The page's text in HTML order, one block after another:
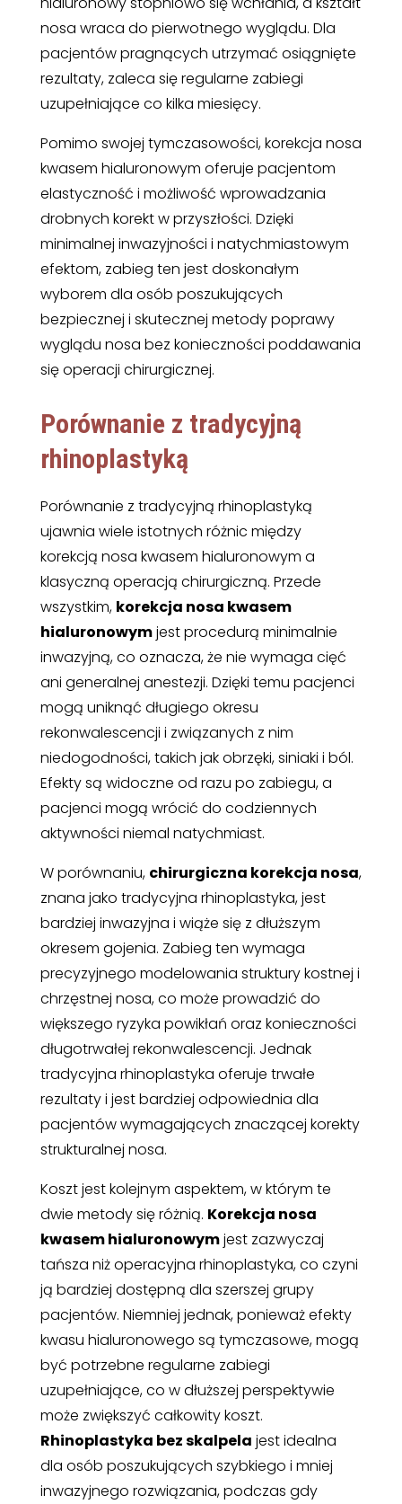
nosa wraca do pierwotnego wyglądu. Dla
pacjentów pragnących utrzymać osiągnięte
rezultaty, zaleca się regularne zabiegi
uzupełniające co kilka miesięcy.
Pomimo swojej tymczasowości, korekcja nosa
kwasem hialuronowym oferuje pacjentom
elastyczność i możliwość wprowadzania
drobnych korekt w przyszłości. Dzięki
minimalnej inwazyjności i natychmiastowym
efektom, zabieg ten jest doskonałym
wyborem dla osób poszukujących
bezpiecznej i skutecznej metody poprawy
wyglądu nosa bez konieczności poddawania
się operacji chirurgicznej.
Porównanie z tradycyjną
rhinoplastyką
Porównanie z tradycyjną rhinoplastyką
ujawnia wiele istotnych różnic między
korekcją nosa kwasem hialuronowym a
klasyczną operacją chirurgiczną. Przede
wszystkim, korekcja nosa kwasem
hialuronowymjest procedurą minimalnie
inwazyjną, co oznacza, że nie wymaga cięć
ani generalnej anestezji. Dzięki temu pacjenci
mogą uniknąć długiego okresu
rekonwalescencji i związanych z nim
niedogodności, takich jak obrzęki, siniaki i ból.
Efekty są widoczne od razu po zabiegu, a
pacjenci mogą wrócić do codziennych
aktywności niemal natychmiast.
W porównaniu, chirurgiczna korekcja nosa,
znana jako tradycyjna rhinoplastyka, jest
bardziej inwazyjna i wiąże się z dłuższym
okresem gojenia. Zabieg ten wymaga
precyzyjnego modelowania struktury kostnej i
chrzęstnej nosa, co może prowadzić do
większego ryzyka powikłań oraz konieczności
długotrwałej rekonwalescencji. Jednak
tradycyjna rhinoplastyka oferuje trwałe
rezultaty i jest bardziej odpowiednia dla
pacjentów wymagających znaczącej korekty
strukturalnej nosa.
Koszt jest kolejnym aspektem, w którym te
dwie metody się różnią. Korekcja nosa
kwasem hialuronowymjest zazwyczaj
tańsza niż operacyjna rhinoplastyka, co czyni
ją bardziej dostępną dla szerszej grupy
pacjentów. Niemniej jednak, ponieważ efekty
kwasu hialuronowego są tymczasowe, mogą
być potrzebne regularne zabiegi
uzupełniające, co w dłuższej perspektywie
może zwiększyć całkowity koszt.
Rhinoplastyka bez skalpela jest idealna
dla osób poszukujących szybkiego i mniej
inwazyjnego rozwiązania, podczas gdy